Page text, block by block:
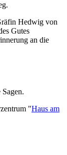
Hedwig von
Gutes
an die
"Haus am